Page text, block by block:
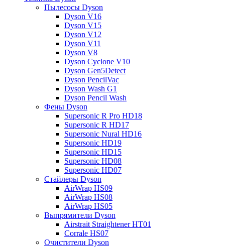
Пылесосы Dyson
Dyson V16
Dyson V15
Dyson V12
Dyson V11
Dyson V8
Dyson Cyclone V10
Dyson Gen5Detect
Dyson PencilVac
Dyson Wash G1
Dyson Pencil Wash
Фены Dyson
Supersonic R Pro HD18
Supersonic R HD17
Supersonic Nural HD16
Supersonic HD19
Supersonic HD15
Supersonic HD08
Supersonic HD07
Стайлеры Dyson
AirWrap HS09
AirWrap HS08
AirWrap HS05
Выпрямители Dyson
Airstrait Straightener HT01
Corrale HS07
Очистители Dyson